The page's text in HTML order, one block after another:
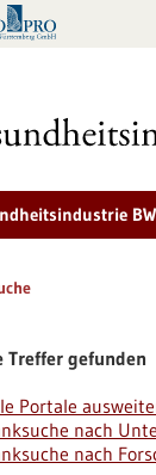
BW
Treffer gefunden
Portale
nach
nach